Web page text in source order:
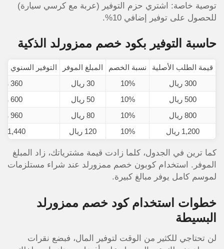
توصية خاصة: اشتري حزم التوفير (عربة مع كرسي سيارة)
للحصول على توفير إضافي 10%.
حاسبة التوفير بكود خصم ممزورلد الذكية
قيمة الطلب الأصلية نسبة الخصم المبلغ الموفر
التوفير السنوي
300 ريال
10% 30 ريال
360 ريال
500 ريال
10% 50 ريال
600 ريال
800 ريال
10% 80 ريال
960 ريال
1,200 ريال
10% 120 ریال 1,440 ريال
كما ترين في الجدول، كلما زادت قيمة مشترياتك، زاد المبلغ
الموفر. استخدام كوبون خصم ممزورلد عند شراء مستلزمات
لموسم كامل يوفر مبالغ كبيرة.
خطوات استخدام كود خصم ممزورلد
البسيطة
لن تحتاجي للكثير من الوقت لتوفير المال، فبضع نقرات